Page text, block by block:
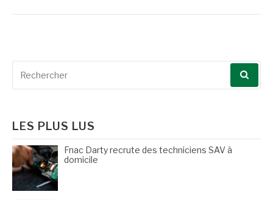
LES PLUS LUS
Fnac Darty recrute des techniciens SAV à
domicile